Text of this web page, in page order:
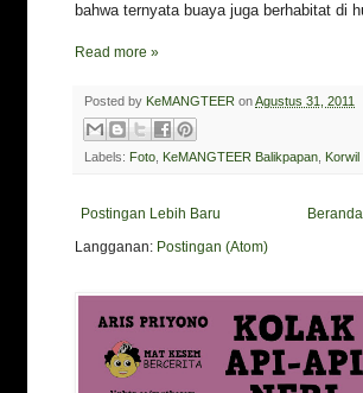
bahwa ternyata buaya juga berhabitat di
Read more »
Posted by KeMANGTEER onAgustus 31, 2011
Labels: Foto, KeMANGTEER Balikpapan,
Postingan Lebih Baru
Beranda
Langganan: Postingan (Atom)